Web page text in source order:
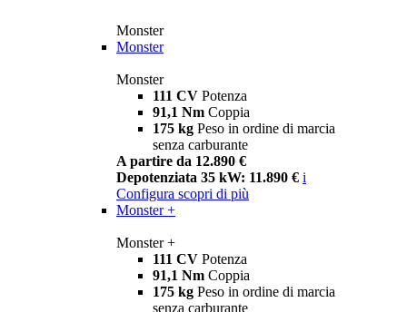
Monster
Monster
Monster
111 CV Potenza
91,1 Nm Coppia
175 kg Peso in ordine di marcia
senza carburante
A partire da 12.890 €
Depotenziata 35 kW: 11.890 € i
Configura scopri di più
Monster +
Monster +
111 CV Potenza
91,1 Nm Coppia
175 kg Peso in ordine di marcia
senza carburante